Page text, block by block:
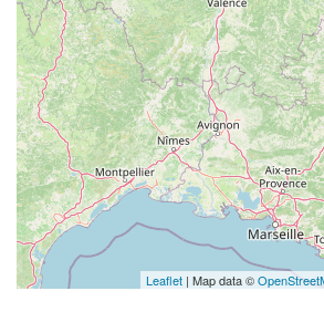
Leaflet | Map data ©